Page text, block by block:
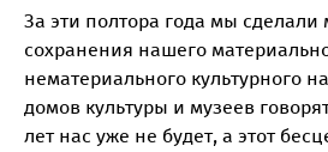
За эти полтора года мы сделали
сохранения нашего
нематериального культурного
домов культуры и музеев
лет нас уже не будет, а этот